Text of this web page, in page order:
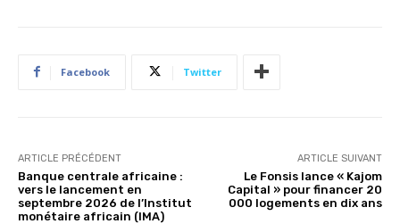
Facebook Twitter
ARTICLE PRÉCÉDENT
Banque centrale africaine :
vers le lancement en
septembre 2026 de l’Institut
monétaire africain (IMA)
ARTICLE SUIVANT
Le Fonsis lance « Kajom
Capital » pour financer 20
000 logements en dix ans